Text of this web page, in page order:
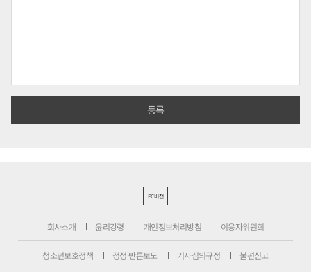
PC버전
회사소개 윤리강령 개인정보처리방침 이용자위원회
청소년보호정책 정정·반론보도 기사심의규정 불편신고